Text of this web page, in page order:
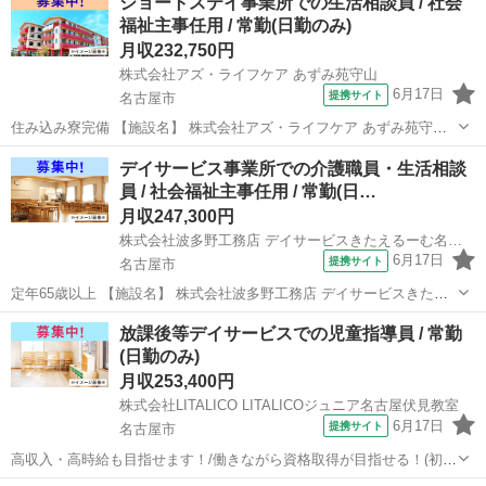
福祉主事任用 / 常勤(日勤のみ)
月収232,750円
株式会社アズ・ライフケア あずみ苑守山
名古屋市
提携サイト 6月17日
住み込み寮完備 【施設名】 株式会社アズ・ライフケア あずみ苑守山
【勤務地】 愛知県 名古屋市守山区 【アクセス】 小幡駅から徒歩11
分 小幡駅/瓢箪山(愛知)駅/喜多山(愛知)駅 【雇用形態】常勤(日勤の
み) ...
愛知 名古屋市 介護士
デイサービス事業所での介護職員・生活相談
員 / 社会福祉主事任用 / 常勤(日…
月収247,300円
名古屋市
提携サイト 6月17日
定年65歳以上 【施設名】 株式会社波多野工務店 デイサービスきたえ
るーむ名古屋志賀公園 【勤務地】 愛知県 名古屋市北区 【アクセス】
黒川(愛知)駅から徒歩14分 黒川(愛知)駅/庄内通駅/志賀本通駅 【雇用
形態...
愛知 名古屋市 介護士
放課後等デイサービスでの児童指導員 / 常勤
(日勤のみ)
月収253,400円
株式会社LITALICO LITALICOジュニア名古屋伏見教室
名古屋市
提携サイト 6月17日
高収入・高時給も目指せます！/働きながら資格取得が目指せる！(初任
者研修・実務者研修・介護福祉士)/定年65歳以上 【施設名】 株式会社